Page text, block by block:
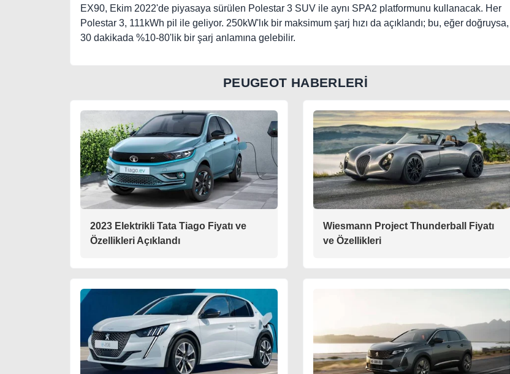
EX90, Ekim 2022'de piyasaya sürülen Polestar 3 SUV ile aynı SPA2 platformunu kullanacak. Her
Polestar 3, 111kWh pil ile geliyor. 250kW'lık bir maksimum şarj hızı da açıklandı; bu, eğer doğruysa,
30 dakikada %10-80'lik bir şarj anlamına gelebilir.
PEUGEOT HABERLERİ
2023 Elektrikli Tata Tiago Fiyatı ve
Özellikleri Açıklandı
Wiesmann Project Thunderball Fiyatı
ve Özellikleri